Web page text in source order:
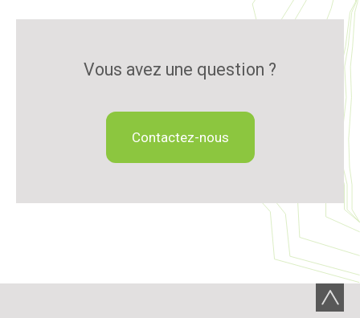
Vous avez une question ?
Contactez-nous